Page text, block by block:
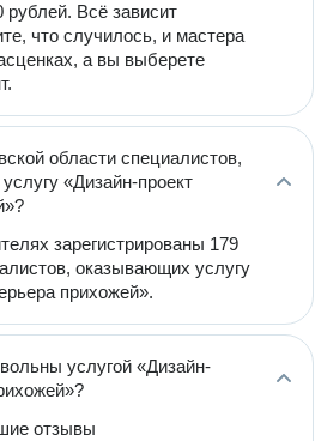
рублей. Всё зависит
что случилось, и мастера
а вы выберете
области специалистов,
«Дизайн-проект
зарегистрированы 179
оказывающих услугу
прихожей».
услугой «Дизайн-
отзывы